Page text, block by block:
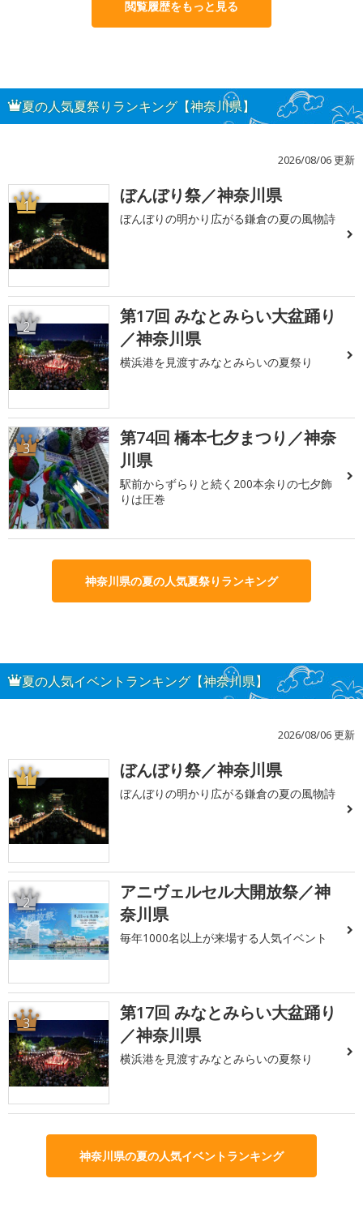
閲覧履歴をもっと見る
夏の人気夏祭りランキング【神奈川県】
2026/08/06 更新
1 ぼんぼり祭／神奈川県
ぼんぼりの明かり広がる鎌倉の夏の風物詩
2
第17回 みなとみらい大盆踊り
／神奈川県
横浜港を見渡すみなとみらいの夏祭り
3
第74回 橋本七夕まつり／神奈
川県
駅前からずらりと続く200本余りの七夕飾
りは圧巻
神奈川県の夏の人気夏祭りランキング
夏の人気イベントランキング【神奈川県】
2026/08/06 更新
1 ぼんぼり祭／神奈川県
ぼんぼりの明かり広がる鎌倉の夏の風物詩
2
アニヴェルセル大開放祭／神
奈川県
毎年1000名以上が来場する人気イベント
3
第17回 みなとみらい大盆踊り
／神奈川県
横浜港を見渡すみなとみらいの夏祭り
神奈川県の夏の人気イベントランキング